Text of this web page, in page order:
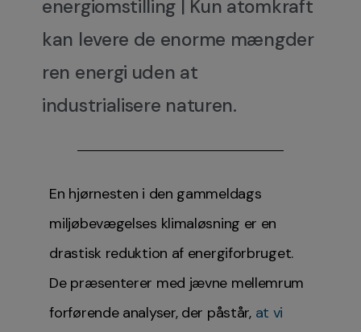
energiomstilling | Kun atomkraft
kan levere de enorme mængder
ren energi uden at
industrialisere naturen.
En hjørnesten i den gammeldags
miljøbevægelses klimaløsning er en
drastisk reduktion af energiforbruget.
De præsenterer med jævne mellemrum
forførende analyser, der påstår, at vi